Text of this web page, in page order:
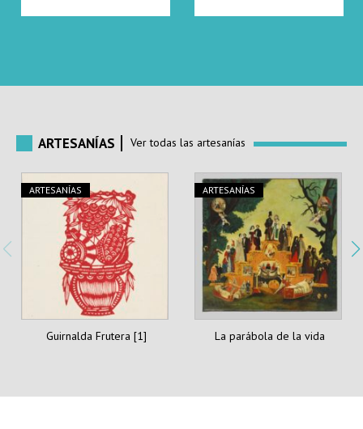
ARTESANÍAS Ver todas las artesanías
ARTESANÍAS
Guirnalda Frutera [1]
ARTESANÍAS
La parábola de la vida